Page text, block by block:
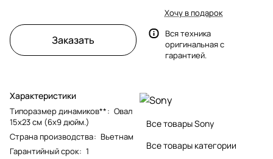
Заказать
Характеристики
Типоразмер динамиков**: Овал
15x23 см (6x9 дюйм.)
Страна производства: Вьетнам
Гарантийный срок: 1
Хочу в подарок
Вся техника
оригинальная с
гарантией.
Все товары Sony
Все товары категории